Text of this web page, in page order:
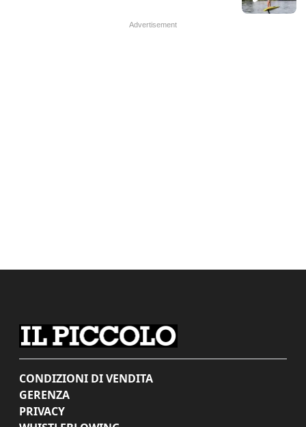
CONDIZIONI DI VENDITA
GERENZA
PRIVACY